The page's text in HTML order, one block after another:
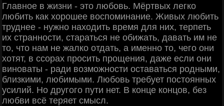
Главное в жизни - это любовь. Мёртвых легко
любить как хорошее воспоминание. Живых любить
труднее - нужно находить время для них, терпеть
их странности, стараться не обижать, давать им не
то, что нам не жалко отдать, а именно то, чего они
хотят, в ссорах просить прощения, даже если они
виноваты - ради возможности оставаться родными,
близкими, любимыми. Любовь требует постоянных
усилий. Но другого пути нет. В конце концов, без
любви всё теряет смысл.